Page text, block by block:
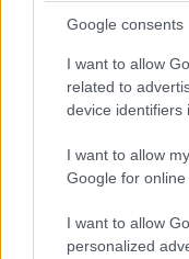
Google consents
I want to allow
related to
device identifiers
I want to allow
Google for
I want to allow
personalized
Culoarea